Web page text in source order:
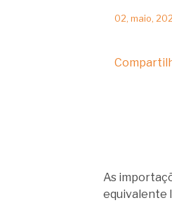
02, maio,
As
equivalente